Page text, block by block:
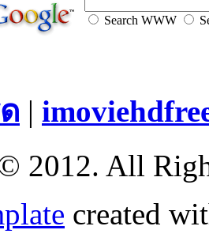
Search WWW
|
2012. All
created